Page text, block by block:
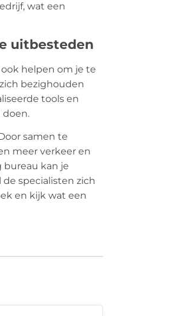
wat een
uitbesteden
helpen om je te
bezighouden
tools en
doen.
samen te
meer verkeer en
bureau kan je
specialisten zich
en kijk wat een